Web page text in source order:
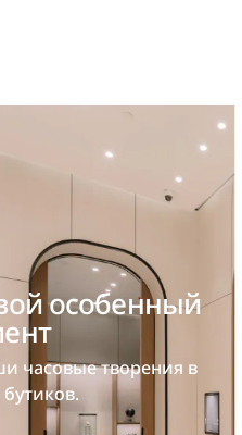
особенный
часовые творения в